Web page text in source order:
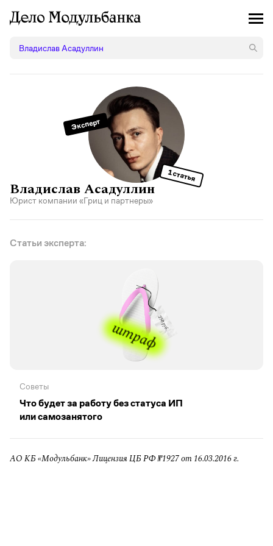
Эксперт
1 статья
Владислав Асадуллин
Юрист компании «Гриц и партнеры»
Статьи эксперта:
Советы
Что будет за работу без статуса ИП
или самозанятого
АО КБ «Модульбанк» Лицензия ЦБ РФ №1927 от 16.03.2016 г.